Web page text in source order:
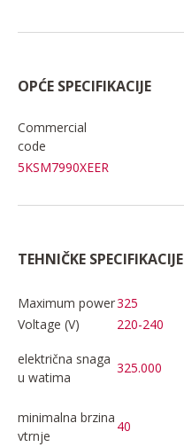
OPĆE SPECIFIKACIJE
Commercial
code
5KSM7990XEER
TEHNIČKE SPECIFIKACIJE
Maximum power325
Voltage (V)
220-240
električna snaga
u watima
325.000
minimalna brzina
vtrnje
40